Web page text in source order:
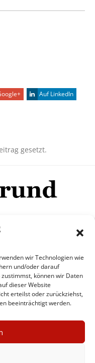
wir Technologien wie
und/oder darauf
können wir Daten
dieser Website
erteilst oder zurückziehst,
beeinträchtigt werden.
Auf LinkedIn
gesetzt.
2015 - 2026
kostenlos
Wochen